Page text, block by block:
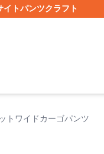
イトパンツクラフト
トワイドカーゴパンツ